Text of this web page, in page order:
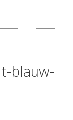
blauw-